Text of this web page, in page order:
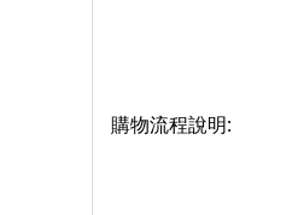
購物流程說明: